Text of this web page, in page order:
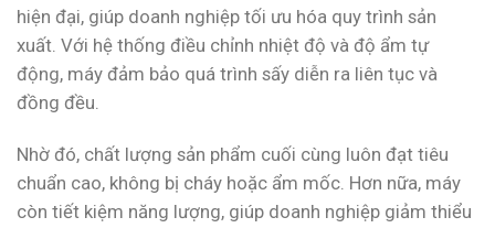
hiện đại, giúp doanh nghiệp tối ưu hóa quy trình sản
xuất. Với hệ thống điều chỉnh nhiệt độ và độ ẩm tự
động, máy đảm bảo quá trình sấy diễn ra liên tục và
đồng đều.
Nhờ đó, chất lượng sản phẩm cuối cùng luôn đạt tiêu
chuẩn cao, không bị cháy hoặc ẩm mốc. Hơn nữa, máy
còn tiết kiệm năng lượng, giúp doanh nghiệp giảm thiểu